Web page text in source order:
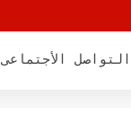
التواصل الأجتماعى